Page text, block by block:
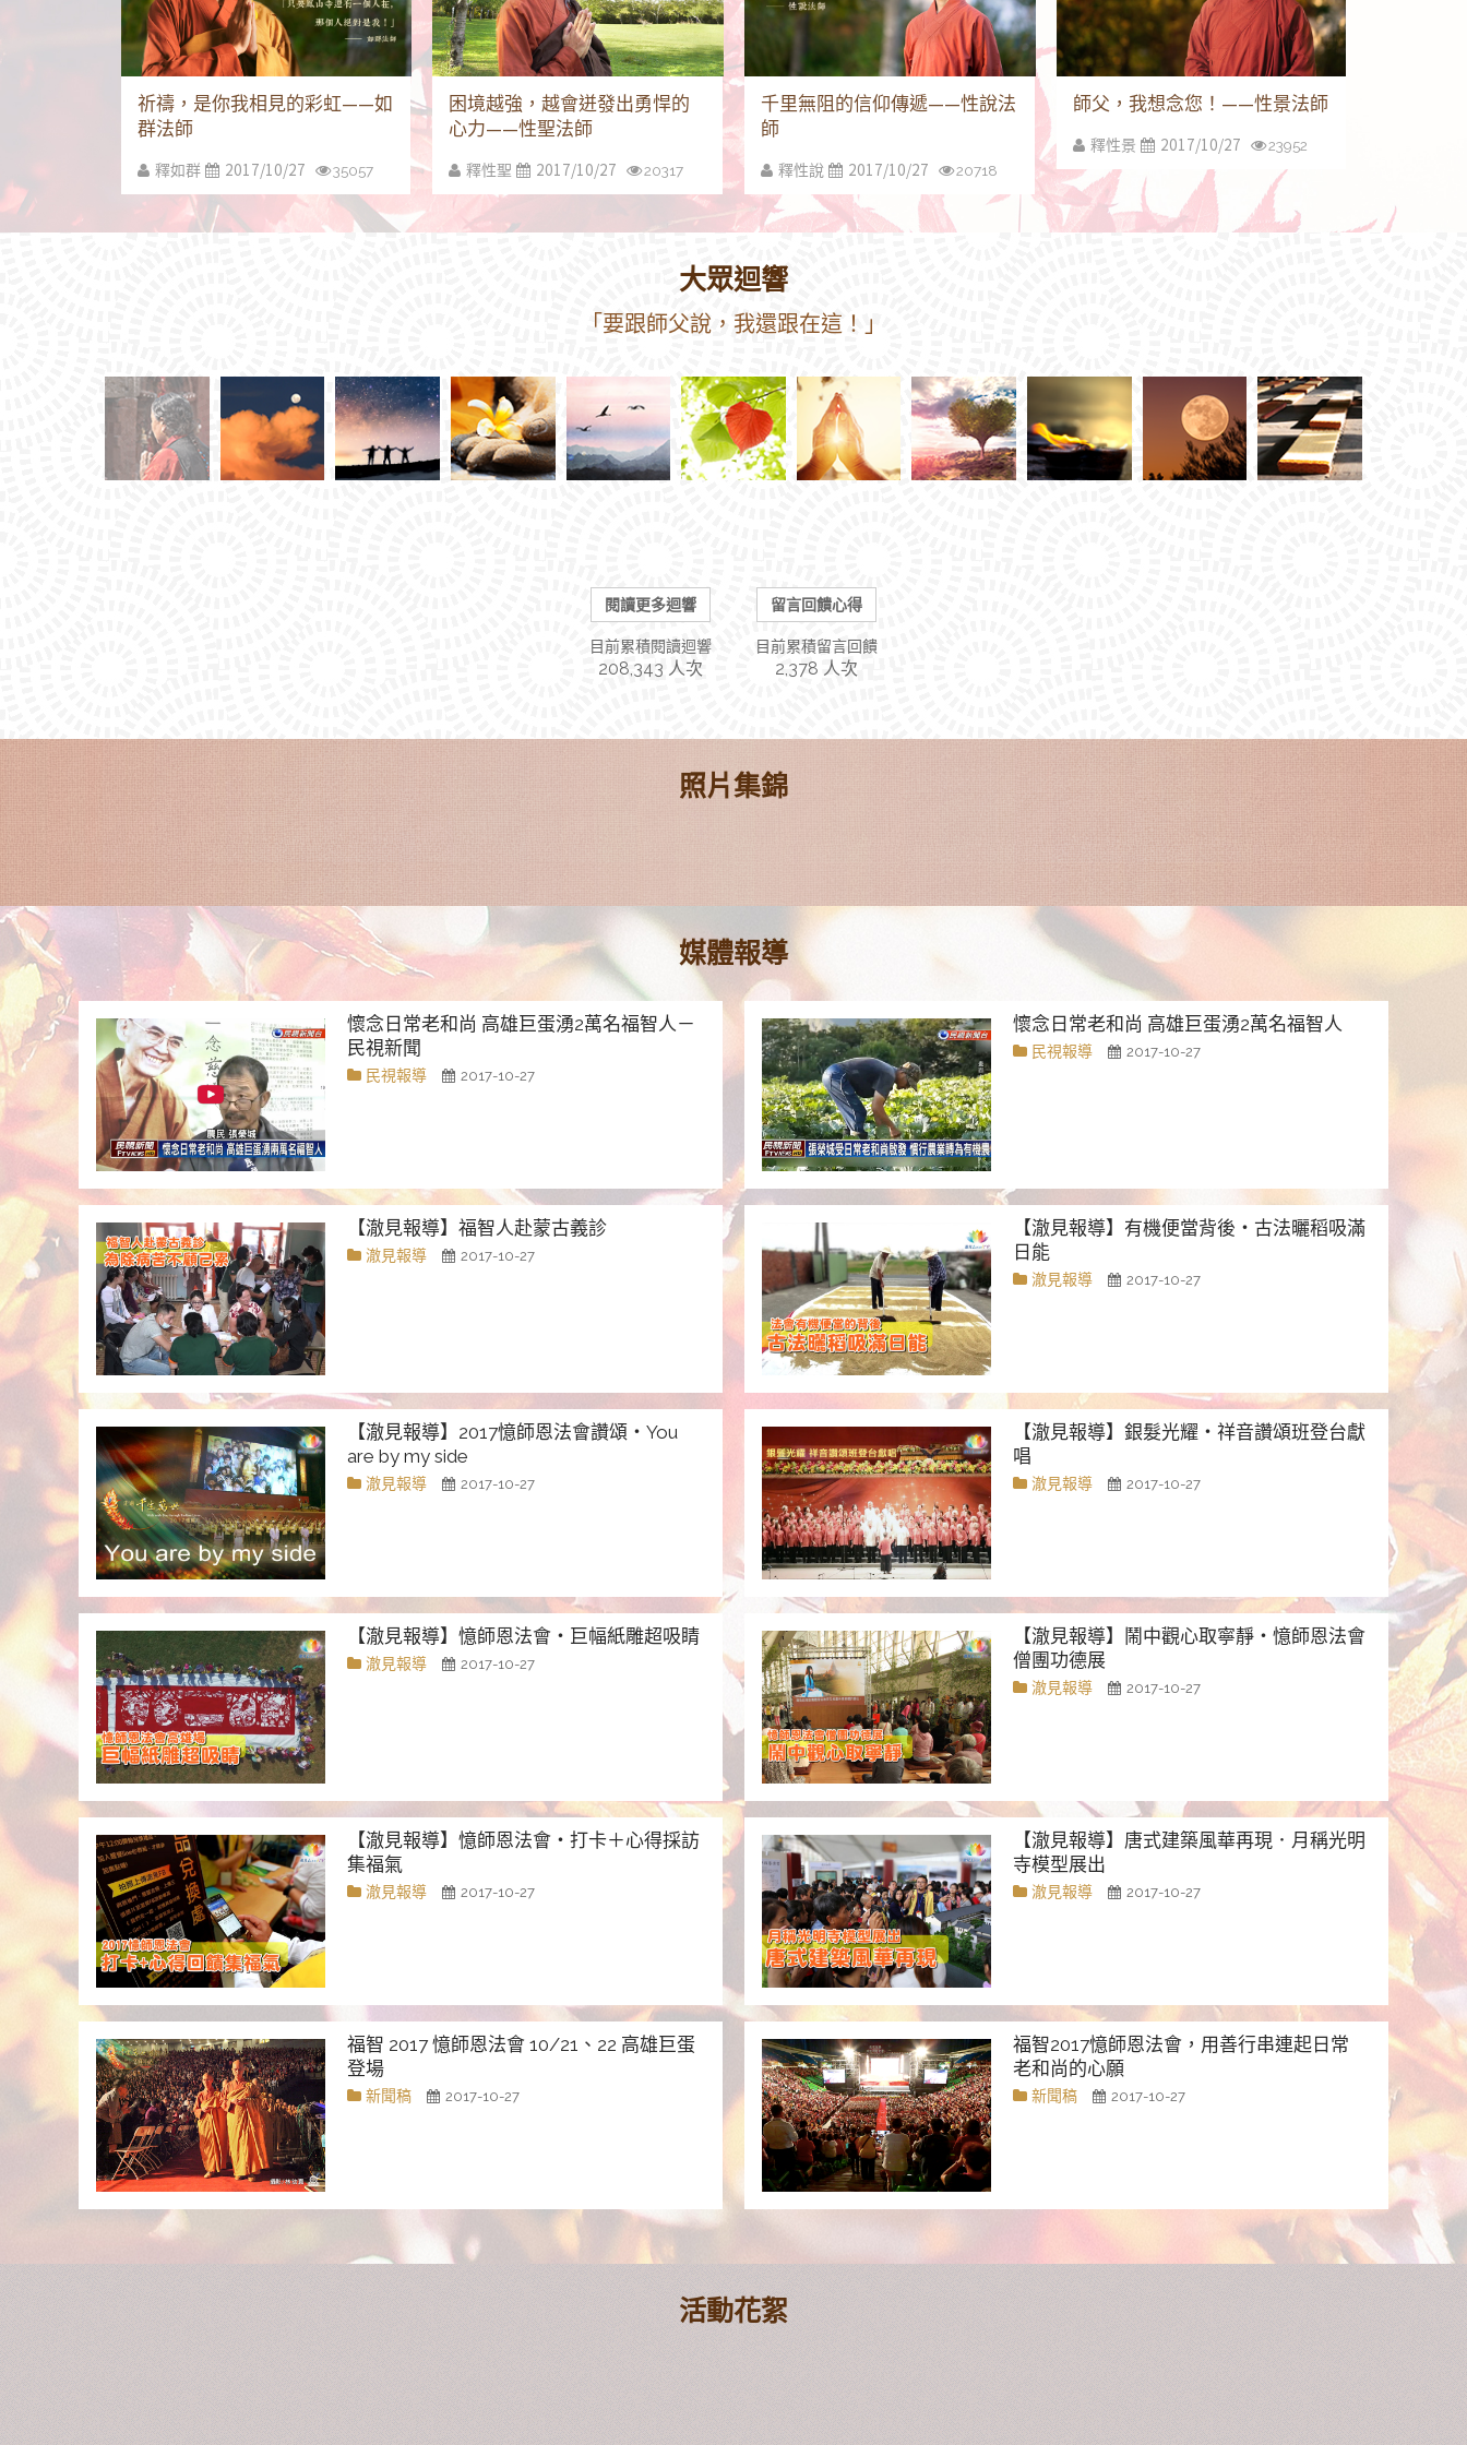
祈禱，是你我相見的彩虹——如
群法師
釋如群 2017/10/27 35057
困境越強，越會迸發出勇悍的
心力——性聖法師
釋性聖 2017/10/27 20317
千里無阻的信仰傳遞——性說法
師
釋性說 2017/10/27 20718
師父，我想念您！——性景法師
釋性景 2017/10/27 23952
大眾迴響
「要跟師父說，我還跟在這！」
閱讀更多迴響
目前累積閱讀迴響
208,343 人次
留言回饋心得
目前累積留言回饋
2,378 人次
照片集錦
媒體報導
懷念日常老和尚 高雄巨蛋湧2萬名福智人－
民視新聞
民視報導 2017-10-27
懷念日常老和尚 高雄巨蛋湧2萬名福智人
民視報導 2017-10-27
【澈見報導】福智人赴蒙古義診
澈見報導 2017-10-27
【澈見報導】有機便當背後・古法曬稻吸滿
日能
澈見報導 2017-10-27
【澈見報導】2017憶師恩法會讚頌・You
are by my side
澈見報導 2017-10-27
【澈見報導】銀髮光耀・祥音讚頌班登台獻
唱
澈見報導 2017-10-27
【澈見報導】憶師恩法會・巨幅紙雕超吸睛
澈見報導 2017-10-27
【澈見報導】鬧中觀心取寧靜・憶師恩法會
僧團功德展
澈見報導 2017-10-27
【澈見報導】憶師恩法會・打卡＋心得採訪
集福氣
澈見報導 2017-10-27
【澈見報導】唐式建築風華再現．月稱光明
寺模型展出
澈見報導 2017-10-27
福智 2017 憶師恩法會 10/21、22 高雄巨蛋
登場
新聞稿 2017-10-27
福智2017憶師恩法會，用善行串連起日常
老和尚的心願
新聞稿 2017-10-27
活動花絮